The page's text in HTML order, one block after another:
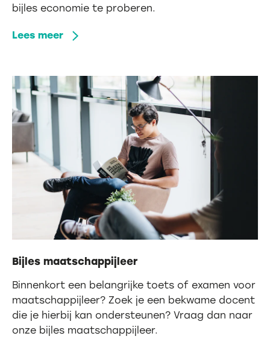
bijles economie te proberen.
Lees meer
Bijles maatschappijleer
Binnenkort een belangrijke toets of examen voor
maatschappijleer? Zoek je een bekwame docent
die je hierbij kan ondersteunen? Vraag dan naar
onze bijles maatschappijleer.